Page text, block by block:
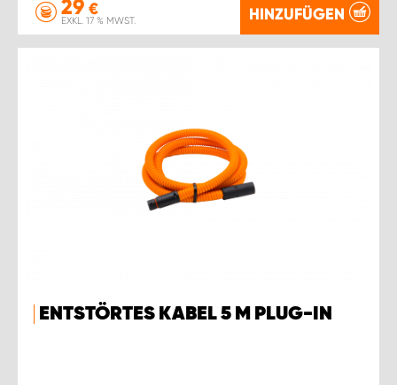
29 €
EXKL. 17 % MWST. HINZUFÜGEN
ENTSTÖRTES KABEL 5 M PLUG-IN